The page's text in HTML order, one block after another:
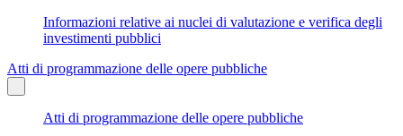
Informazioni relative ai nuclei di valutazione e verifica degli
investimenti pubblici
Atti di programmazione delle opere pubbliche
Atti di programmazione delle opere pubbliche